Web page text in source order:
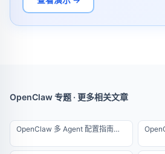
OpenClaw 专题 · 更多相关文章
OpenClaw 多 Agent 配置指南：3 天踩坑经验总结